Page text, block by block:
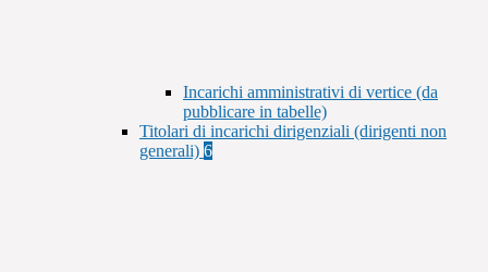
Incarichi amministrativi di vertice (da
pubblicare in tabelle)
Titolari di incarichi dirigenziali (dirigenti non
generali) 6